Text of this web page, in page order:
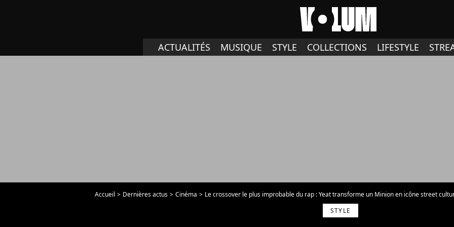
ACTUALITÉS MUSIQUE STYLE COLLECTIONS LIFESTYLE
Accueil Dernières actus Cinéma
Le crossover le plus improbable du rap : Yeat transforme un Minion en icône street
STYLE